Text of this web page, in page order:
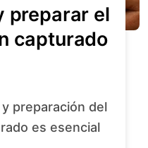
preparar el
capturado
es esencial